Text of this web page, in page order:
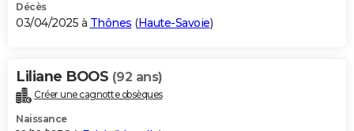
Décès
03/04/2025 à Thônes (Haute-Savoie)
Liliane BOOS (92 ans)
Créer une cagnotte obsèques
Naissance